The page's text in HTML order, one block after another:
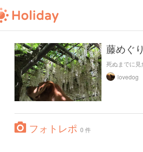
藤めぐ
死ぬまでに見
lovedog
フォトレポ 0 件